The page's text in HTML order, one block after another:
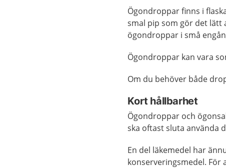
Ögondroppar finns i
smal pip som gör det lätt
ögondroppar i små
Ögondroppar kan vara
Om du behöver både
Kort hållbarhet
Ögondroppar och
ska oftast sluta använda
En del läkemedel har
konserveringsmedel. För